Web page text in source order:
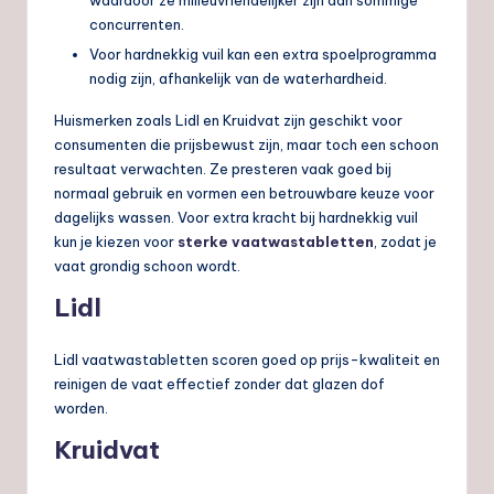
concurrenten.
Voor hardnekkig vuil kan een extra spoelprogramma
nodig zijn, afhankelijk van de waterhardheid.
Huismerken zoals Lidl en Kruidvat zijn geschikt voor
consumenten die prijsbewust zijn, maar toch een schoon
resultaat verwachten. Ze presteren vaak goed bij
normaal gebruik en vormen een betrouwbare keuze voor
dagelijks wassen. Voor extra kracht bij hardnekkig vuil
kun je kiezen voor sterke vaatwastabletten , zodat je
vaat grondig schoon wordt.
Lidl
Lidl vaatwastabletten scoren goed op prijs-kwaliteit en
reinigen de vaat effectief zonder dat glazen dof
worden.
Kruidvat